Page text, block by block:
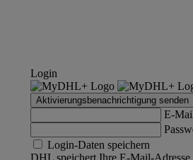
Login
Aktivierungsbenachrichtigung senden
E-
Login-Daten speichern
DHL speichert Ihre E-Mail-Adresse